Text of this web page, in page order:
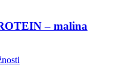
– malina